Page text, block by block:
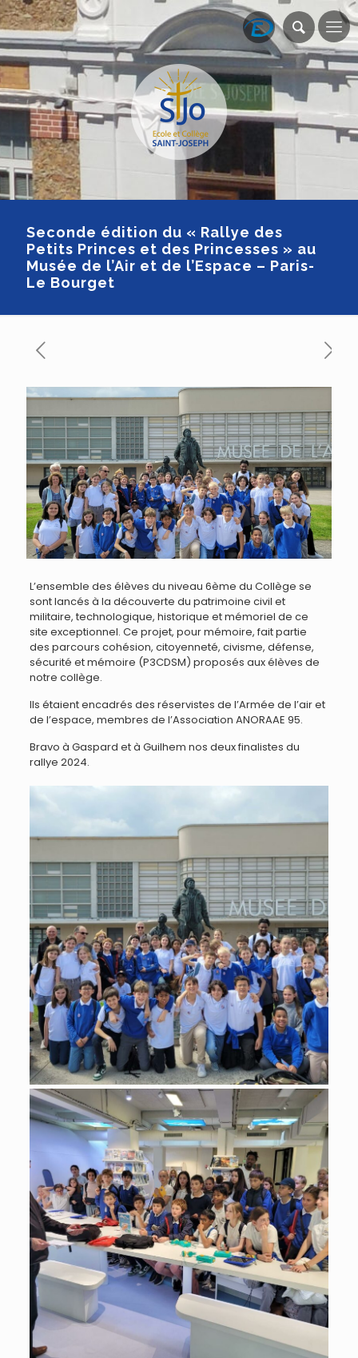
Seconde édition du « Rallye des
Petits Princes et des Princesses » au
Musée de l’Air et de l’Espace – Paris-
Le Bourget
L’ensemble des élèves du niveau 6ème du Collège se
sont lancés à la découverte du patrimoine civil et
militaire, technologique, historique et mémoriel de ce
site exceptionnel. Ce projet, pour mémoire, fait partie
des parcours cohésion, citoyenneté, civisme, défense,
sécurité et mémoire (P3CDSM) proposés aux élèves de
notre collège.
Ils étaient encadrés des réservistes de l’Armée de l’air et
de l’espace, membres de l’Association ANORAAE 95.
Bravo à Gaspard et à Guilhem nos deux finalistes du
rallye 2024.